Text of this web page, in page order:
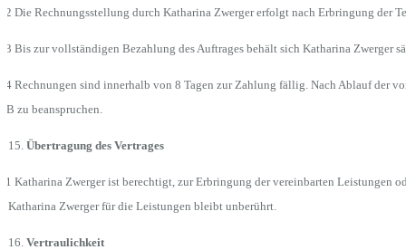
Die Rechnungsstellung durch Katharina Zwerger erfolgt nach Erbringung der
Bis zur vollständigen Bezahlung des Auftrages behält sich Katharina Zwerger
Rechnungen sind innerhalb von 8 Tagen zur Zahlung fällig. Nach Ablauf der
zu beanspruchen.
Übertragung des Vertrages
Katharina Zwerger ist berechtigt, zur Erbringung der vereinbarten Leistungen
Katharina Zwerger für die Leistungen bleibt unberührt.
Vertraulichkeit